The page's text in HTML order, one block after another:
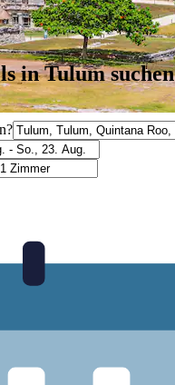
in Tulum suchen